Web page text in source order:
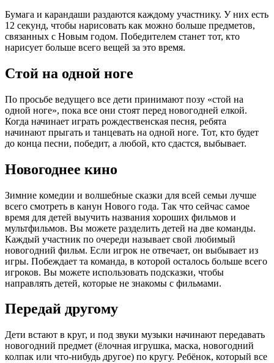
Бумага и карандаши раздаются каждому участнику. У них есть
12 секунд, чтобы нарисовать как можно больше предметов,
связанных с Новым годом. Победителем станет тот, кто
нарисует больше всего вещей за это время.
Стой на одной ноге
По просьбе ведущего все дети принимают позу «стой на
одной ноге», пока все они стоят перед новогодней елкой.
Когда начинает играть рождественская песня, ребята
начинают прыгать и танцевать на одной ноге. Тот, кто будет
до конца песни, победит, а любой, кто сдастся, выбывает.
Новогоднее кино
Зимние комедии и волшебные сказки для всей семьи лучше
всего смотреть в канун Нового года. Так что сейчас самое
время для детей выучить названия хороших фильмов и
мультфильмов. Вы можете разделить детей на две команды.
Каждый участник по очереди называет свой любимый
новогодний фильм. Если игрок не отвечает, он выбывает из
игры. Побеждает та команда, в которой осталось больше всего
игроков. Вы можете использовать подсказки, чтобы
направлять детей, которые не знакомы с фильмами.
Передай другому
Дети встают в круг, и под звуки музыки начинают передавать
новогодний предмет (ёлочная игрушка, маска, новогодний
колпак или что-нибудь другое) по кругу. Ребёнок, который все